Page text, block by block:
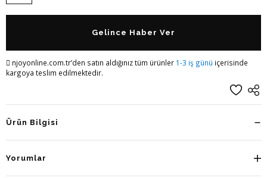
Gelince Haber Ver
njoyonline.com.tr’den satın aldığınız tüm ürünler 1-3 iş günü içerisinde
kargoya teslim edilmektedir.
Ürün Bilgisi
Yorumlar